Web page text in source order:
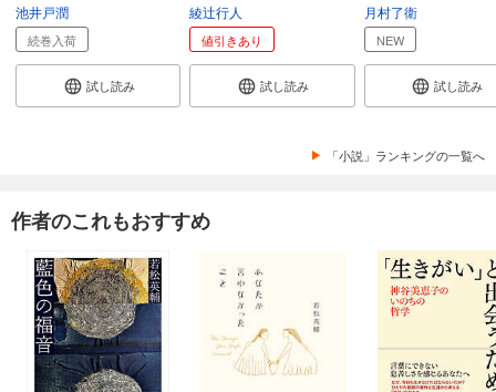
池井戸潤
続巻入荷
試し読み
綾辻行人
値引きあり
試し読み
月村了衛
NEW
試し読み
「小説」ランキングの一覧へ
作者のこれもおすすめ